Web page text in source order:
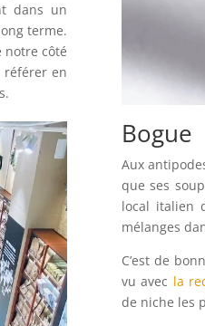
dans un
terme.
notre côté
référer en
Bogue
Aux
que ses
local italien
mélanges
C’est de
vu avec la
de niche les